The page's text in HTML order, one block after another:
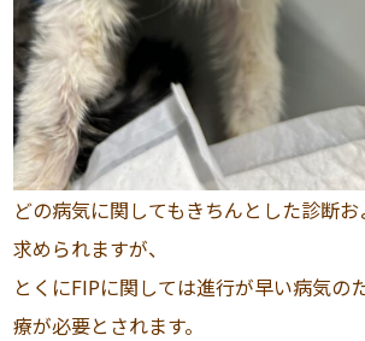
どの病気に関してもきちんとした診断
求められますが、
とくにFIPに関しては進行が早い病気の
療が必要とされます。